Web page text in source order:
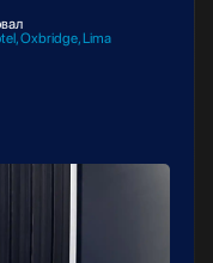
Oxbridge, Lima